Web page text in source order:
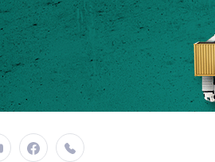
Gửi bình luận